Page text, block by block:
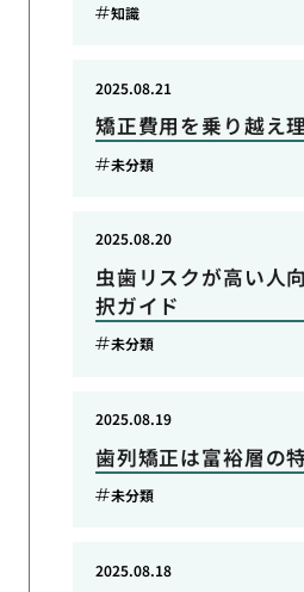
知識
矯正費用を乗り越え
2025.08.21
未分類
虫歯リスクが高い人
択ガイド
2025.08.20
未分類
歯列矯正は富裕層の
2025.08.19
未分類
2025.08.18